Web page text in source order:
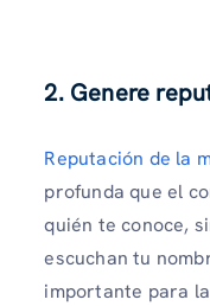
2. Genere
Reputación de la
profunda que el
quién te conoce,
escuchan tu
importante para